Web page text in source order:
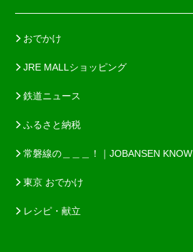
おでかけ
JRE MALLショッピング
鉄道ニュース
ふるさと納税
常磐線の＿＿＿！｜JOBANSEN KNOW
東京 おでかけ
レシピ・献立